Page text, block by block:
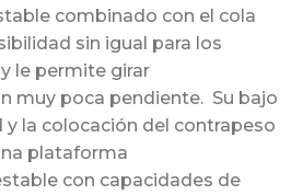
combinado con el cola
sin igual para los
le permite girar
muy poca pendiente. Su bajo
y la colocación del contrapeso
plataforma
con capacidades de